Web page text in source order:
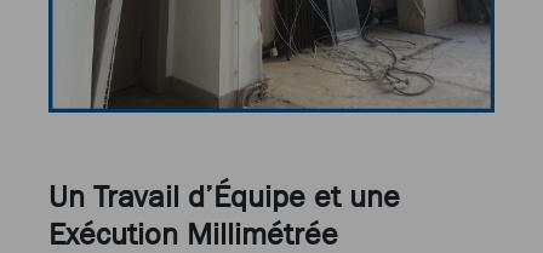
Un Travail d’Équipe et une
Exécution Millimétrée